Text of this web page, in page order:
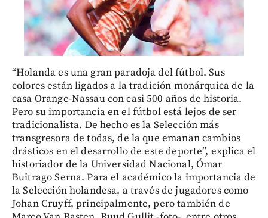
“Holanda es una gran paradoja del fútbol. Sus
colores están ligados a la tradición monárquica de la
casa Orange-Nassau con casi 500 años de historia.
Pero su importancia en el fútbol está lejos de ser
tradicionalista. De hecho es la Selección más
transgresora de todas, de la que emanan cambios
drásticos en el desarrollo de este deporte”, explica el
historiador de la Universidad Nacional, Ómar
Buitrago Serna. Para el académico la importancia de
la Selección holandesa, a través de jugadores como
Johan Cruyff, principalmente, pero también de